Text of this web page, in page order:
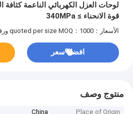
قوة الانحناء ≥ 340MPa
الأسعار：quoted per size MOQ：1000 ورقة
افضل سعر
منتوج وصف
Place of Origin
China